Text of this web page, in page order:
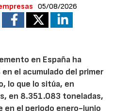
05/08/2026
en España ha
el acumulado del primer
lo que lo sitúa, en
en 8.351.083 toneladas,
en el periodo enero-junio